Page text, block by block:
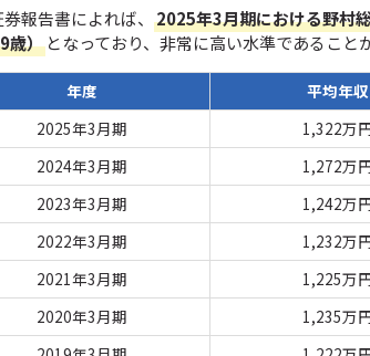
報告書によれば、 2025年3月期における野村
歳）となっており、非常に高い水準であること
年度 平均年収
2025年3月期
1,322万
2024年3月期
1,272万
2023年3月期
1,242万
2022年3月期
1,232万
2021年3月期
1,225万
2020年3月期
1,235万